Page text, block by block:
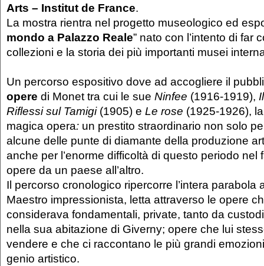
Arts – Institut de France.
La mostra rientra nel progetto museologico ed
mondo a Palazzo Reale” nato con l’intento di far
collezioni e la storia dei più importanti musei
Un percorso espositivo dove ad accogliere il
opere di Monet tra cui le sue Ninfee (1916-1919),
Riflessi sul Tamigi (1905) e Le rose (1925-1926),
magica opera: un prestito straordinario non solo
alcune delle punte di diamante della produzione
anche per l’enorme difficoltà di questo periodo nel
opere da un paese all’altro.
Il percorso cronologico ripercorre l’intera parabola
Maestro impressionista, letta attraverso le opere
considerava fondamentali, private, tanto da
nella sua abitazione di Giverny; opere che lui
vendere e che ci raccontano le più grandi
genio artistico.